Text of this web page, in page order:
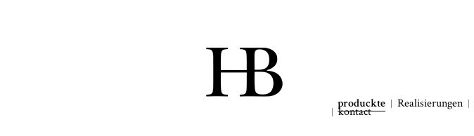
produckte Realisierungen
kontact